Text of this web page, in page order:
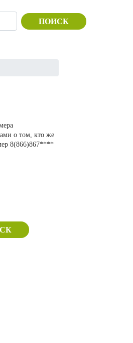
ПОИСК
о том, кто же
8(866)867****